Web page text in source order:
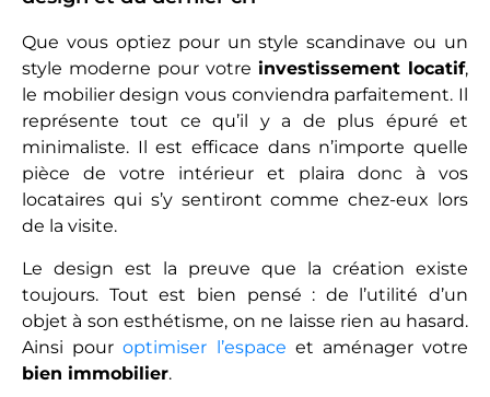
Que vous optiez pour un style scandinave ou un
style moderne pour votre investissement locatif,
le mobilier design vous conviendra parfaitement. Il
représente tout ce qu’il y a de plus épuré et
minimaliste. Il est efficace dans n’importe quelle
pièce de votre intérieur et plaira donc à vos
locataires qui s’y sentiront comme chez-eux lors
de la visite.
Le design est la preuve que la création existe
toujours. Tout est bien pensé : de l’utilité d’un
objet à son esthétisme, on ne laisse rien au hasard.
Ainsi pouroptimiser l’espace et aménager votre
bien immobilier.